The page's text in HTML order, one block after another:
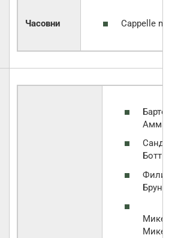
Часовни Cappelle
Сандро